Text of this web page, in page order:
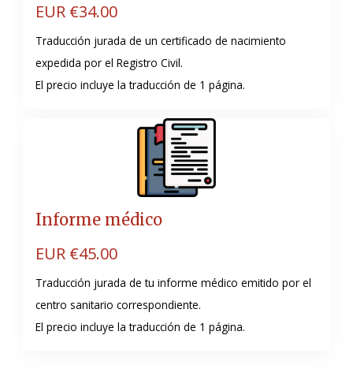
EUR €34.00
Traducción jurada de un certificado de nacimiento
expedida por el Registro Civil.
El precio incluye la traducción de 1 página.
Informe médico
EUR €45.00
Traducción jurada de tu informe médico emitido por el
centro sanitario correspondiente.
El precio incluye la traducción de 1 página.